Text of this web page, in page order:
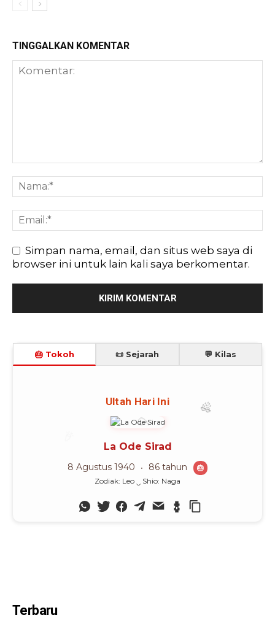
TINGGALKAN KOMENTAR
Simpan nama, email, dan situs web saya di
browser ini untuk lain kali saya berkomentar.
🎂 Tokoh 📜 Sejarah 💬 Kilas
Ultah Hari Ini
La Ode Sirad
8 Agustus 1940 86 tahun 🎂
Zodiak: Leo ‿ Shio: Naga
Terbaru